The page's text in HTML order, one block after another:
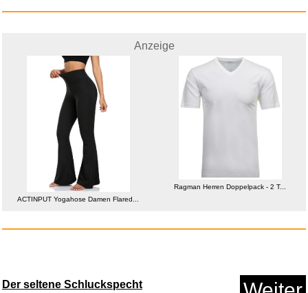
Kaspersky Plus Internet Securi...
Anzeige
Anzeige
ACTINPUT Yogahose Damen Flared...
Ragman Herren Doppelpack - 2 T...
Der seltene Schluckspecht